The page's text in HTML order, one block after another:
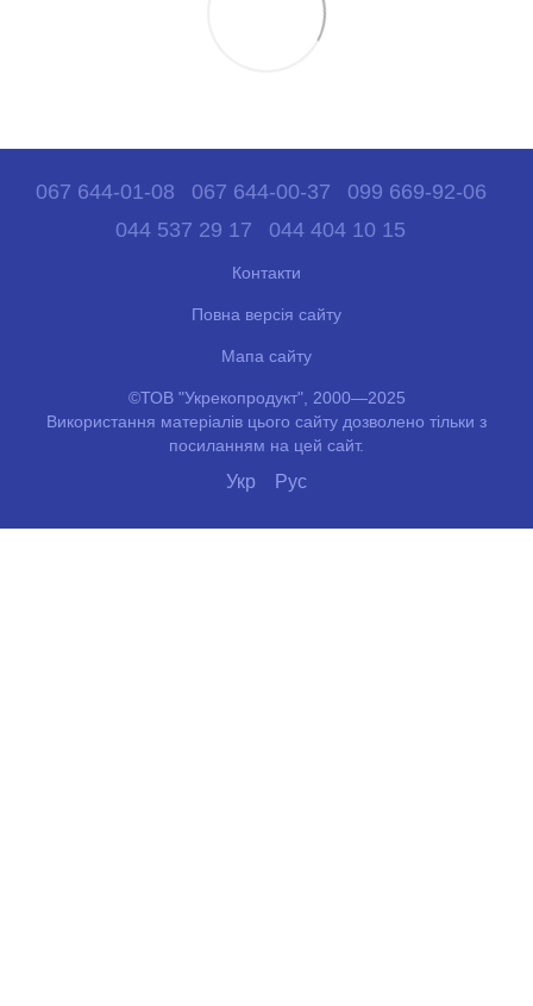
067 644-01-08 067 644-00-37
099 669-92-06
044 537 29 17
044 404 10 15
Контакти
Повна версія сайту
Мапа сайту
©ТОВ "Укрекопродукт", 2000—2025
Використання матеріалів цього сайту дозволено тільки з
посиланням на цей сайт.
Укр Рус